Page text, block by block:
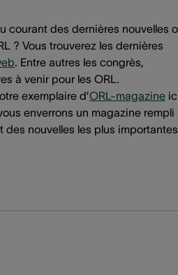
courant des dernières nouvelles
? Vous trouverez les dernières
. Entre autres les congrès,
à venir pour les ORL.
exemplaire d’ORL-magazine
enverrons un magazine rempli
nouvelles les plus importantes